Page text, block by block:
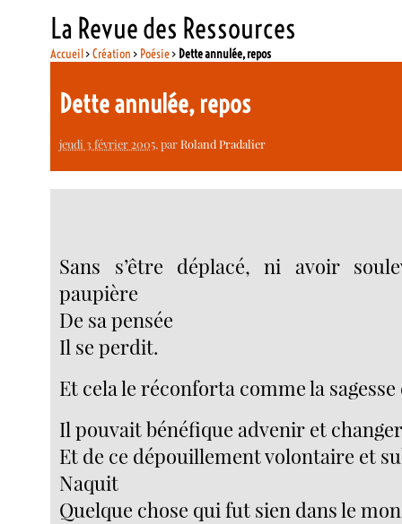
La Revue des Ressources
Accueil>Création > Poésie> Dette annulée, repos
Dette annulée, repos
jeudi 3 février 2005, parRoland Pradalier
Sans s’être déplacé, ni avoir
paupière
De sa pensée
Il se perdit.
Et cela le réconforta comme la
Il pouvait bénéfique advenir et
Et de ce dépouillement volontaire et
Naquit
Quelque chose qui fut sien dans le